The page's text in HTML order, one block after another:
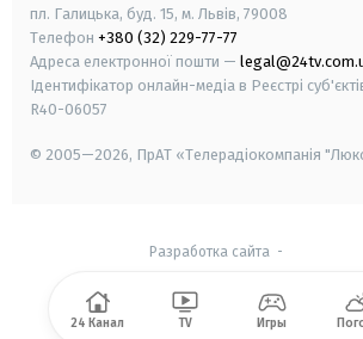
пл. Галицька, буд. 15, м. Львів, 79008
Телефон +380 (32) 229-77-77
Адреса електронної пошти —
Ідентифікатор онлайн-медіа в Реєстрі
R40-06057
© 2005—2026, ПрАТ «Телерадіокомпанія
Разработка сайта -
24 Канал TV Игры